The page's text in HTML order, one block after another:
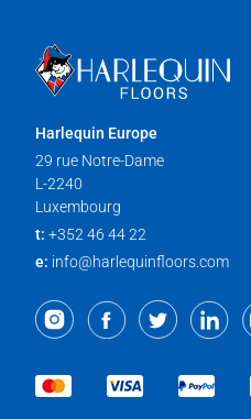
Harlequin Europe
29 rue Notre-Dame
L-2240
Luxembourg
t: +352 46 44 22
e: info@harlequinfloors.com